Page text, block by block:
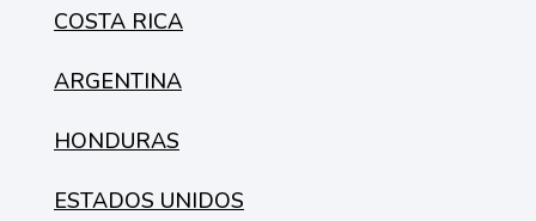
COSTA RICA
ARGENTINA
HONDURAS
ESTADOS UNIDOS